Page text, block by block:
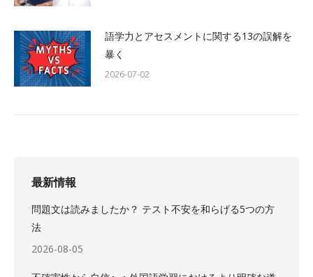
語学力とアセスメントに関する13の誤解を
暴く
2026-07-02
最新情報
問題文は読みましたか？ テスト不安を和らげる5つの方
法
2026-08-05